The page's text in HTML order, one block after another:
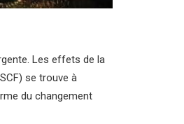
Les effets de la
se trouve à
du changement